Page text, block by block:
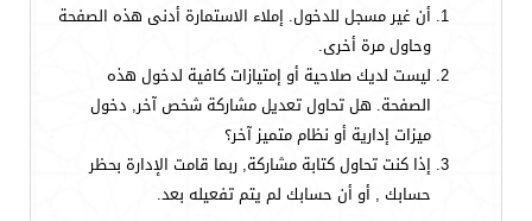
أن غير مسجل للدخول. إملاء الاستمارة أدنى هذه الصفحة
وحاول مرة أخرى.
ليست لديك صلاحية أو إمتيازات كافية لدخول هذه
الصفحة. هل تحاول تعديل مشاركة شخص آخر, دخول
ميزات إدارية أو نظام متميز آخر؟
إذا كنت تحاول كتابة مشاركة, ربما قامت الإدارة بحظر
حسابك , أو أن حسابك لم يتم تفعيله بعد.